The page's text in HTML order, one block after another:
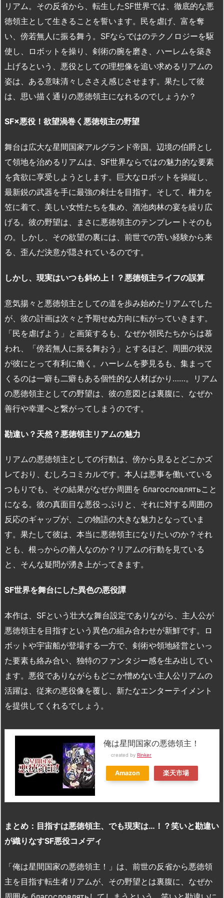
リアム。その反省から、転生したSF世界では、徹底的な悪
徳領主として生きることを誓います。民を虐げ、富を奪
い、傍若無人に振る舞う。SFならではのテクノロジーを駆
使し、ロボットを操り、剣術の腕を磨き、ハーレムを築き
上げるという、悪役としての理想像を追い求めるリアムの
姿は、ある意味清々しささえ感じさせます。果たして彼
は、思い描く通りの悪徳領主になれるのでしょうか？
SF×悪役！欲望渦巻く悪徳領主の野望
舞台は広大な星間国家アルグランド帝国。辺境の伯爵とし
て領地を治めるリアムは、SF世界ならではの魅力的な要素
を貪欲に享受しようとします。巨大なロボットを操縦し、
最新鋭の武器を手に最強の剣士を目指す。そして、権力を
笠に着て、美しい女性たちを集め、酒池肉林の宴を繰り広
げる。彼の野望は、まさに悪徳領主のテンプレートそのも
の。しかし、その欲望の裏には、前世での苦い経験から来
る、歪んだ決意が隠されているのです。
しかし、現実はいつも斜め上！？悪徳領主ライフの誤算
意気揚々と悪徳領主としての道を歩み始めたリアムでした
が、彼の計画は次々と予期せぬ方向に転がっていきます。
「民を虐げよう」と画策するも、なぜか領民たちからは慕
われ、「傍若無人に振る舞おう」とするほど、周囲の状況
が彼にとって有利に働く。ハーレムを夢見るも、集まって
くるのは一癖も二癖もある個性的な人材ばかり……。リアム
の悪徳領主としての野望は、彼の意図とは裏腹に、なぜか
善行や幸運へと繋がってしまうのです。
勘違い？天然？悪徳領主リアムの魅力
リアムの悪徳領主としての行動は、傍から見るとどこかズ
レており、むしろコミカルです。本人は悪事を働いている
つもりでも、その結果がなぜか周囲を благословлятьこと
になる。彼の真面目な悪役っぷりと、それに対する周囲の
反応のギャップが、この物語の大きな魅力となっていま
す。果たして彼は、本当に悪徳領主になりたいのか？それ
とも、根っからの善人なのか？リアムの行動を見ている
と、そんな疑問が湧き上がってきます。
SF世界を舞台にした異色の悪役譚
本作は、SFという壮大な舞台設定でありながら、主人公が
悪徳領主を目指すという異色の組み合わせが新鮮です。ロ
ボットや宇宙船が登場する一方で、剣術や領地経営といっ
た要素も絡み合い、独特のファンタジー感を生み出してい
ます。悪役でありながらもどこか憎めない主人公リアムの
活躍は、従来の悪役像を覆し、新たなエンターテイメント
を提供してくれるでしょう。
俺は星間国家の悪徳領主！
created by Rinker
Amazon 楽天市場
まとめ：目指すは悪徳領主、でも現実は…！？笑いと勘違い
が織りなすSF悪役コメディ
「俺は星間国家の悪徳領主！」は、前世の反省から悪徳領
主を目指す転生者リアムが、その野望とは裏腹に、なぜか